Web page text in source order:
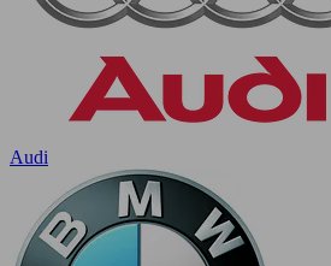
Audi